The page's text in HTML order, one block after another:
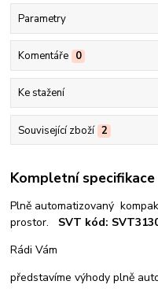
Parametry
Komentáře 0
Ke stažení
Související zboží 2
Kompletní specifikace
Plně automatizovaný
prostor. SVT kód:
Rádi Vám
představíme výhody plně